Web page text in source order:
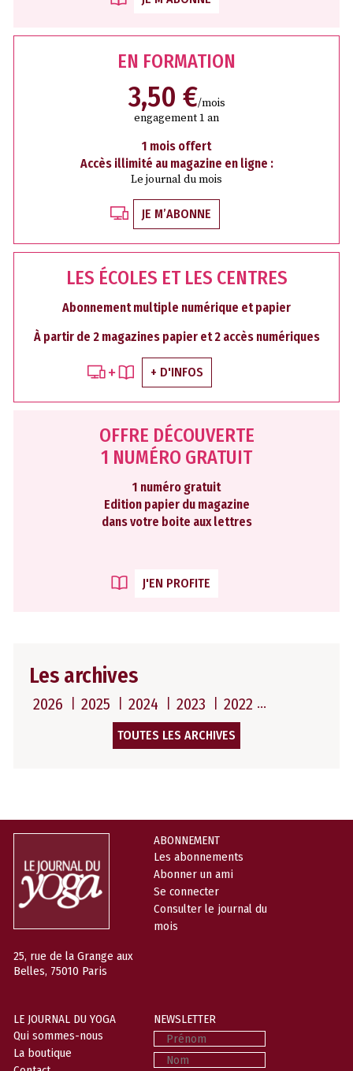
EN FORMATION
3,50 €/mois
engagement 1 an
1 mois offert
Accès illimité au magazine en ligne :
Le journal du mois
JE M’ABONNE
LES ÉCOLES ET LES CENTRES
Abonnement multiple numérique et papier
À partir de 2 magazines papier et 2 accès numériques
+ D'INFOS
OFFRE DÉCOUVERTE
1 NUMÉRO GRATUIT
1 numéro gratuit
Edition papier du magazine
dans votre boite aux lettres
J'EN PROFITE
Les archives
2026 2025 2024 2023 2022
TOUTES LES ARCHIVES
25, rue de la Grange aux
Belles, 75010 Paris
ABONNEMENT
Les abonnements
Abonner un ami
Se connecter
Consulter le journal du
mois
LE JOURNAL DU YOGA
Qui sommes-nous
La boutique
NEWSLETTER
Prénom
Nom